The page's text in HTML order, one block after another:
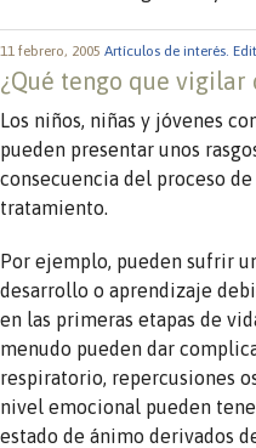
11 febrero, 2005 Artículos de interés.
¿Qué tengo que vigilar
Los niños, niñas y jóvenes
pueden presentar unos
consecuencia del proceso
tratamiento.
Por ejemplo, pueden sufrir
desarrollo o aprendizaje
en las primeras etapas de
menudo pueden dar
respiratorio, repercusiones
nivel emocional pueden
estado de ánimo derivados